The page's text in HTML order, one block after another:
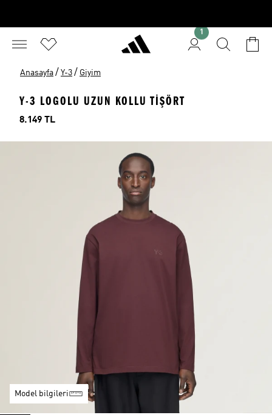
1
Anasayfa / Y-3 / Giyim
Y-3 LOGOLU UZUN KOLLU TİŞÖRT
Fiyat
8.149 TL
Model bilgileri